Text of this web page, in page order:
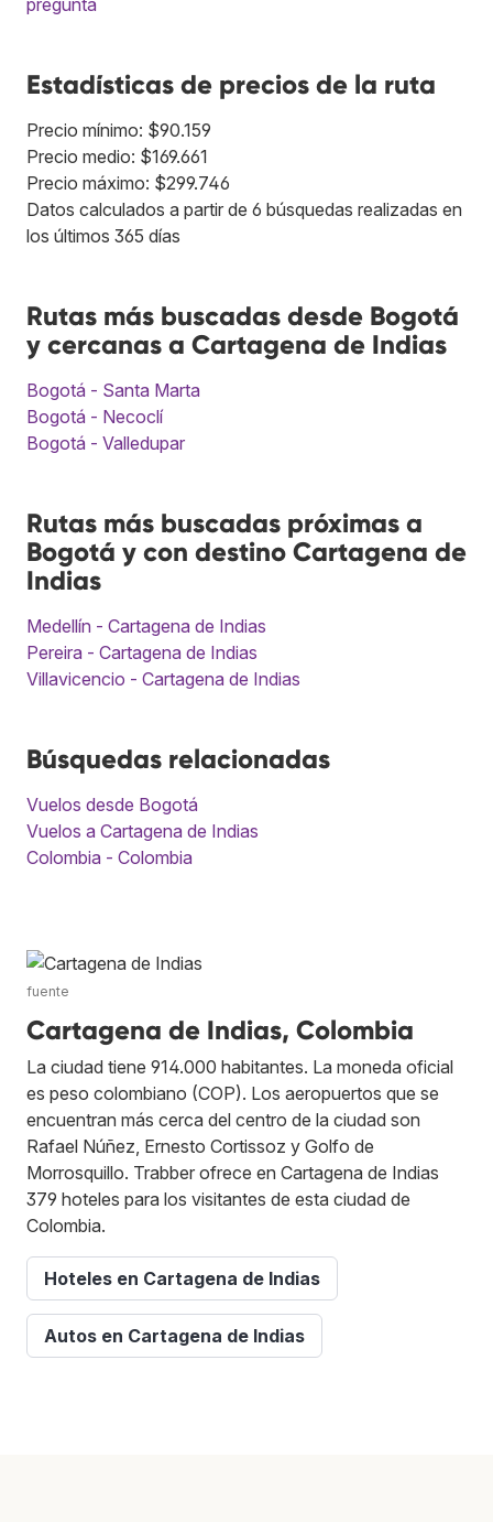
Estadísticas de precios de la ruta
Precio mínimo: $90.159
Precio medio: $169.661
Precio máximo: $299.746
Datos calculados a partir de 6 búsquedas realizadas en
los últimos 365 días
Rutas más buscadas desde Bogotá
y cercanas a Cartagena de Indias
Bogotá - Santa Marta
Bogotá - Necoclí
Bogotá - Valledupar
Rutas más buscadas próximas a
Bogotá y con destino Cartagena de
Indias
Medellín - Cartagena de Indias
Pereira - Cartagena de Indias
Villavicencio - Cartagena de Indias
Búsquedas relacionadas
Vuelos desde Bogotá
Vuelos a Cartagena de Indias
Colombia - Colombia
fuente
Cartagena de Indias, Colombia
La ciudad tiene 914.000 habitantes. La moneda oficial
es peso colombiano (COP). Los aeropuertos que se
encuentran más cerca del centro de la ciudad son
Rafael Núñez, Ernesto Cortissoz y Golfo de
Morrosquillo. Trabber ofrece en Cartagena de Indias
379 hoteles para los visitantes de esta ciudad de
Colombia.
Hoteles en Cartagena de Indias
Autos en Cartagena de Indias